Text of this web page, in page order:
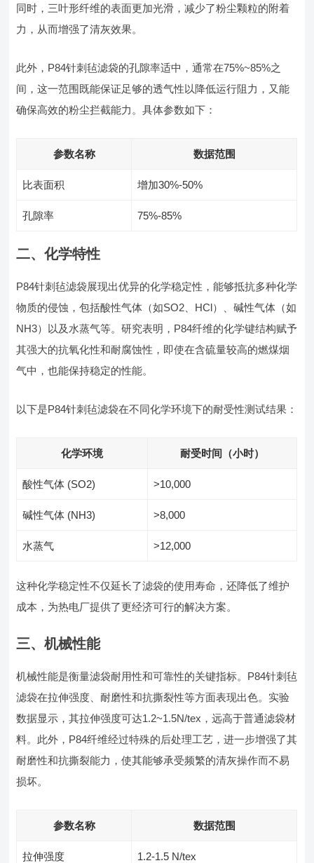
同时，三叶形纤维的表面更加光滑，减少了粉尘颗粒的附着
力，从而增强了清灰效果。
此外，P84针刺毡滤袋的孔隙率适中，通常在75%~85%之
间，这一范围既能保证足够的透气性以降低运行阻力，又能
确保高效的粉尘拦截能力。具体参数如下：
参数名称 数据范围
比表面积 增加30%-50%
孔隙率 75%-85%
二、化学特性
P84针刺毡滤袋展现出优异的化学稳定性，能够抵抗多种化学
物质的侵蚀，包括酸性气体（如SO2、HCl）、碱性气体（如
NH3）以及水蒸气等。研究表明，P84纤维的化学键结构赋予
其强大的抗氧化性和耐腐蚀性，即使在含硫量较高的燃煤烟
气中，也能保持稳定的性能。
以下是P84针刺毡滤袋在不同化学环境下的耐受性测试结果：
化学环境 耐受时间（小时）
酸性气体 (SO2) >10,000
碱性气体 (NH3) >8,000
水蒸气 >12,000
这种化学稳定性不仅延长了滤袋的使用寿命，还降低了维护
成本，为热电厂提供了更经济可行的解决方案。
三、机械性能
机械性能是衡量滤袋耐用性和可靠性的关键指标。P84针刺毡
滤袋在拉伸强度、耐磨性和抗撕裂性等方面表现出色。实验
数据显示，其拉伸强度可达1.2~1.5N/tex，远高于普通滤袋材
料。此外，P84纤维经过特殊的后处理工艺，进一步增强了其
耐磨性和抗撕裂能力，使其能够承受频繁的清灰操作而不易
损坏。
参数名称 数据范围
拉伸强度 1.2-1.5 N/tex